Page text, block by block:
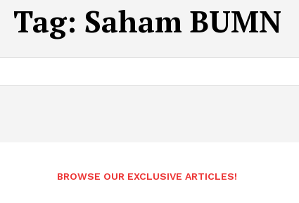
Tag: Saham BUMN
BROWSE OUR EXCLUSIVE ARTICLES!